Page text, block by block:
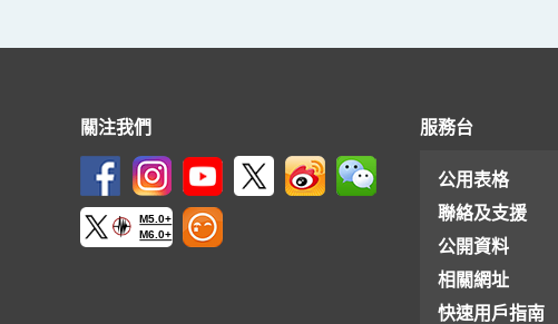
關注我們
M5.0+
M6.0+
服務台
公用表格
聯絡及支援
公開資料
相關網址
快速用戶指南